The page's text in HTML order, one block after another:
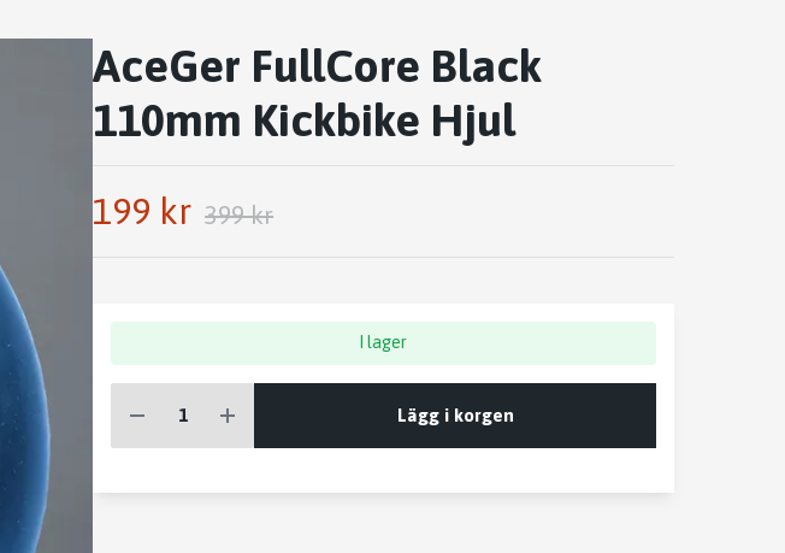
AceGer FullCore Black
110mm Kickbike Hjul
199 kr 399 kr
I lager
Lägg i korgen